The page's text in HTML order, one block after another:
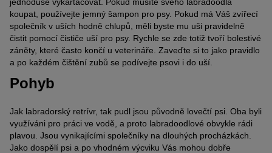
koupat, používejte jemný šampon pro psy. Pokud má Váš zvířecí
společník v uších hodně chlupů, měli byste mu uši pravidelně
čistit pomocí čističe uší pro psy. Rychle se zde totiž tvoří bolestivé
záněty, které často končí u veterináře. Zaveďte si to jako pravidlo
a po každém čištění zubů se podívejte psovi i do uší.
Pohyb
Jak labradorský retrívr, tak pudl jsou původně lovečtí psi. Oba byli
využíváni pro práci ve vodě, a proto labradoodlové obvykle rádi
plavou. Jsou vynikajícími společníky na dlouhých procházkách.
Jako dospělí psi a po vhodném výcviku Vás mohou dobře